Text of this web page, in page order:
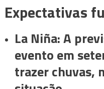
Expectativas
La Niña: A
evento em
trazer chuvas,